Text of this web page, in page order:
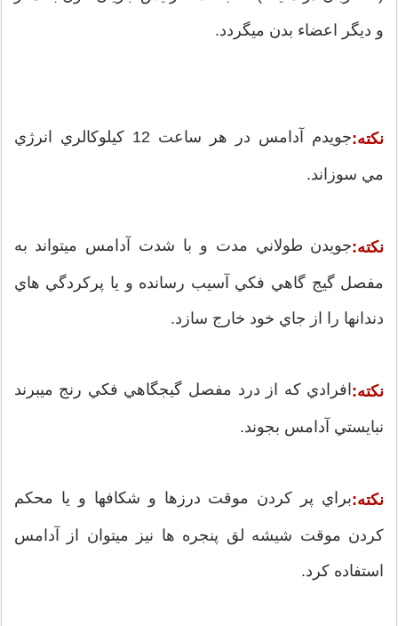
و ديگر اعضاء بدن ميگردد.
نكته: جويدم آدامس در هر ساعت 12 كيلوكالري انرژي
مي سوزاند.
نكته:جويدن طولاني مدت و با شدت آدامس ميتواند به
مفصل گيج گاهي فكي آسيب رسانده و يا پركردگي هاي
دندانها را از جاي خود خارج سازد.
نكته: افرادي كه از درد مفصل گيجگاهي فكي رنج ميبرند
نبايستي آدامس بجوند.
نكته:براي پر كردن موقت درزها و شكافها و يا محكم
كردن موقت شيشه لق پنجره ها نيز ميتوان از آدامس
استفاده كرد.